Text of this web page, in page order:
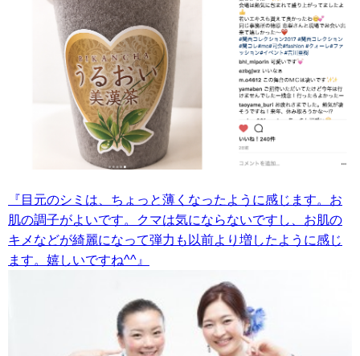
『目元のシミは、ちょっと薄くなったように感じます。お
肌の調子がよいです。クマは気にならないですし、お肌の
キメなどが綺麗になって弾力も以前より増したように感じ
ます。嬉しいですね^^』